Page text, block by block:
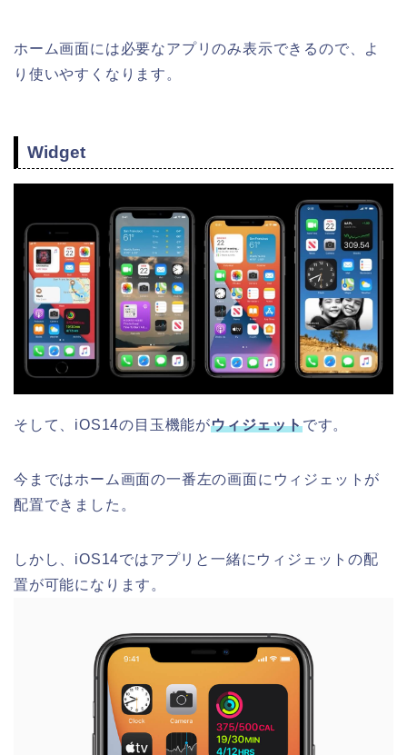
ホーム画面には必要なアプリのみ表示できるので、よ
り使いやすくなります。
Widget
そして、iOS14の目玉機能がウィジェットです。
今まではホーム画面の一番左の画面にウィジェットが
配置できました。
しかし、iOS14ではアプリと一緒にウィジェットの配
置が可能になります。